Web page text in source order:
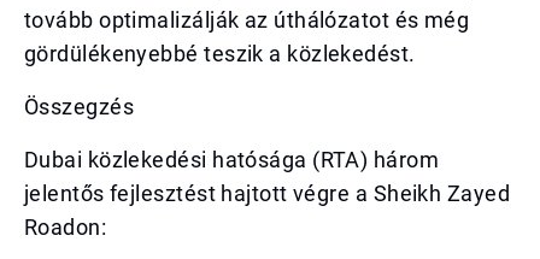
tovább optimalizálják az úthálózatot és még
gördülékenyebbé teszik a közlekedést.
Összegzés
Dubai közlekedési hatósága (RTA) három
jelentős fejlesztést hajtott végre a Sheikh Zayed
Roadon: